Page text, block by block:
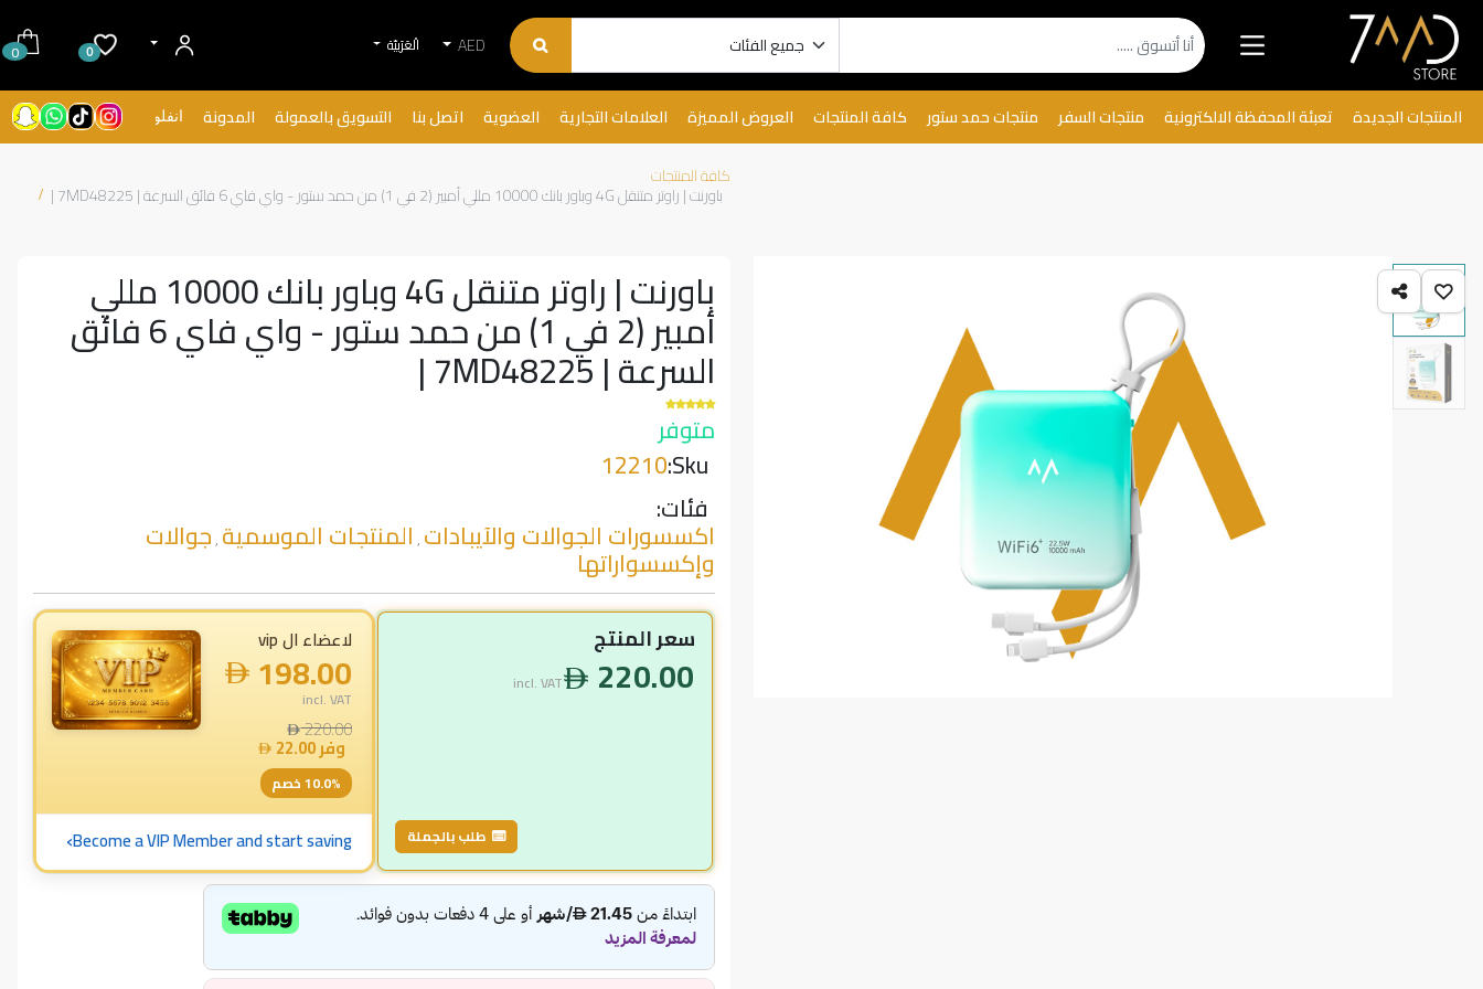
AED الْعَرَبيّة 0
0
المنتجات الجديدة تعبئة المحفظة الالكترونية منتجات السفر منتجات حمد ستور كافة المنتجات العروض المميزة العلامات التجارية العضوية اتصل بنا التسويق بالعمولة المدونة انفلونسرز
كافة المنتجات
باورنت | راوتر متنقل 4G وباور بانك 10000 مللي أمبير (2 في 1) من حمد ستور - واي فاي 6 فائق السرعة | 7MD48225 |
باورنت | راوتر متنقل 4G وباور بانك 10000 مللي
أمبير (2 في 1) من حمد ستور - واي فاي 6 فائق
السرعة | 7MD48225 |
متوفر
Sku:
12210
فئات:
اكسسورات الجوالات والآيبادات,المنتجات الموسمية,جوالات
وإكسسواراتها
سعر المنتج
220.00
incl. VAT
طلب بالجملة
لاعضاء ال vip
198.00
incl. VAT
220.00
وفر22.00
10.0% خصم
Become a VIP Member and start saving
›